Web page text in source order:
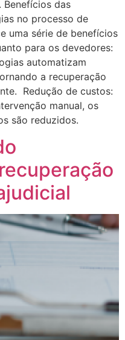
das
no processo de
uma série de benefícios
para os devedores:
automatizam
a recuperação
Redução de custos:
manual, os
são reduzidos.